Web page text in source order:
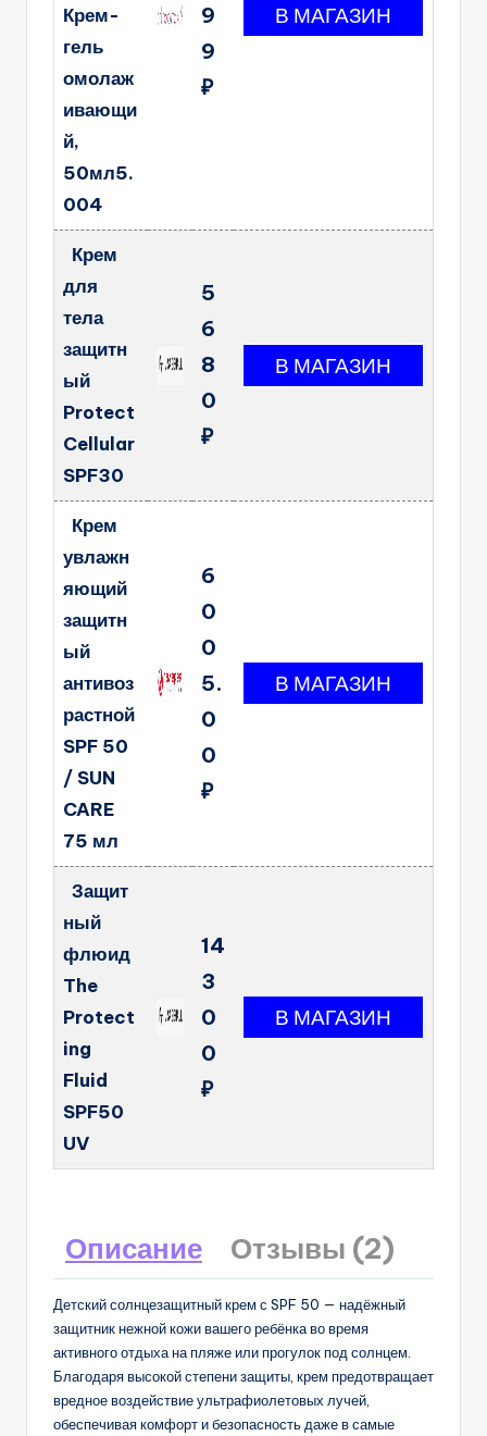
Крем-
гель
омолаж
ивающи
й,
50мл5.
004
9
9
₽
Крем
для
тела
защитн
ый
Protect
Cellular
SPF30
5
6
8
0
₽
Крем
увлажн
яющий
защитн
ый
антивоз
растной
SPF 50
/ SUN
CARE
75 мл
6
0
0
5.
0
0
₽
Защит
ный
флюид
The
Protect
ing
Fluid
SPF50
UV
14
3
0
0
₽
Описание Отзывы (2)
Детский солнцезащитный крем с SPF 50 — надёжный
защитник нежной кожи вашего ребёнка во время
активного отдыха на пляже или прогулок под солнцем.
Благодаря высокой степени защиты, крем предотвращает
вредное воздействие ультрафиолетовых лучей,
обеспечивая комфорт и безопасность даже в самые